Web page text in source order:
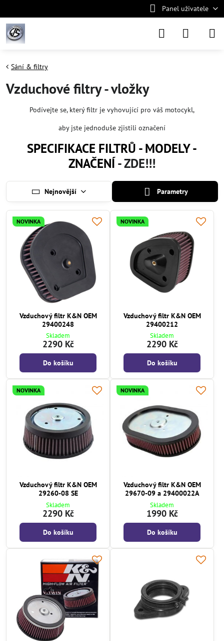
Panel uživatele
Sání & filtry
Vzduchové filtry - vložky
Podívejte se, který filtr je vyhovující pro váš motocykl,
aby jste jednoduše zjistili označení
SPECIFIKACE FILTRŮ - MODELY -
ZNAČENÍ- ZDE!!!
Nejnovější Parametry
NOVINKA
Vzduchový filtr K&N OEM
29400248
Skladem
2290 Kč
Do košíku
NOVINKA
Vzduchový filtr K&N OEM
29400212
Skladem
2290 Kč
Do košíku
NOVINKA
Vzduchový filtr K&N OEM
29260-08 SE
Skladem
2290 Kč
Do košíku
NOVINKA
Vzduchový filtr K&N OEM
29670-09 a 29400022A
Skladem
1990 Kč
Do košíku